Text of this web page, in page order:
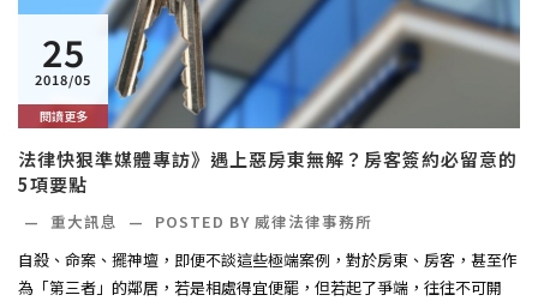
25
2018/05
閱讀更多
法律快狠準媒體專訪》遇上惡房東無解？房客簽約必留意的
5項要點
— 重大訊息 — POSTED BY 威律法律事務所
自殺、命案、擺神壇，即便不談這些極端案例，對於房東、房客，甚至作
為「第三者」的鄰居，若是相處得宜便罷，但若起了爭端，往往不可開